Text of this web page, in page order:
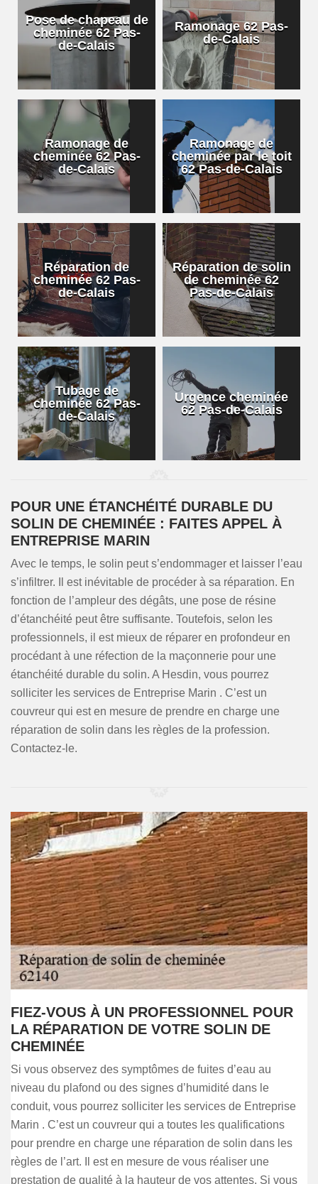
Pose de chapeau de
cheminée 62 Pas-
de-Calais
Ramonage 62 Pas-
de-Calais
Ramonage de
cheminée 62 Pas-
de-Calais
Ramonage de
cheminée par le toit
62 Pas-de-Calais
Réparation de
cheminée 62 Pas-
de-Calais
Réparation de solin
de cheminée 62
Pas-de-Calais
Tubage de
cheminée 62 Pas-
de-Calais
Urgence cheminée
62 Pas-de-Calais
POUR UNE ÉTANCHÉITÉ DURABLE DU
SOLIN DE CHEMINÉE : FAITES APPEL À
ENTREPRISE MARIN
Avec le temps, le solin peut s’endommager et laisser l’eau
s’infiltrer. Il est inévitable de procéder à sa réparation. En
fonction de l’ampleur des dégâts, une pose de résine
d’étanchéité peut être suffisante. Toutefois, selon les
professionnels, il est mieux de réparer en profondeur en
procédant à une réfection de la maçonnerie pour une
étanchéité durable du solin. A Hesdin, vous pourrez
solliciter les services de Entreprise Marin . C’est un
couvreur qui est en mesure de prendre en charge une
réparation de solin dans les règles de la profession.
Contactez-le.
FIEZ-VOUS À UN PROFESSIONNEL POUR
LA RÉPARATION DE VOTRE SOLIN DE
CHEMINÉE
Si vous observez des symptômes de fuites d’eau au
niveau du plafond ou des signes d’humidité dans le
conduit, vous pourrez solliciter les services de Entreprise
Marin . C’est un couvreur qui a toutes les qualifications
pour prendre en charge une réparation de solin dans les
règles de l’art. Il est en mesure de vous réaliser une
prestation de qualité à la hauteur de vos attentes. Si vous